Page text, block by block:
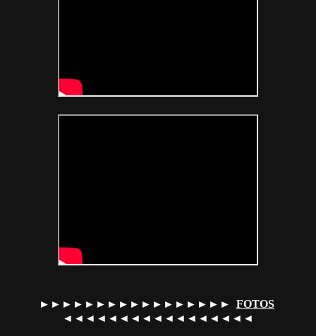
►►►►►►►►►►►►►►►►► FOTOS
◄◄◄◄◄◄◄◄◄◄◄◄◄◄◄◄◄